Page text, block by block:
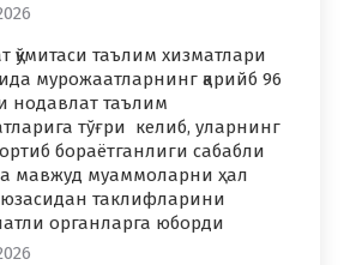
қўмитаси таълим хизматлари
мурожаатларнинг қарийб 96
нодавлат таълим
тўғри келиб, уларнинг
бораётганлиги сабабли
мавжуд муаммоларни ҳал
таклифларини
органларга юборди